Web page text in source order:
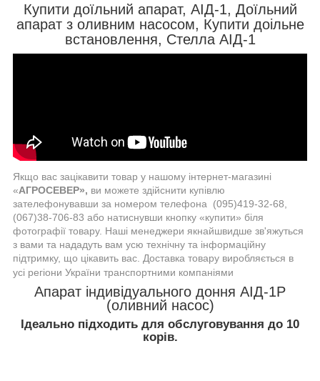
Купити доїльний апарат, АІД-1, Доїльний
апарат з оливним насосом, Купити доільне
встановлення, Стелла АІД-1
Якщо вас зацікавити товар у нашому інтернет-магазині
«АГРОСЕВЕР», ви можете здійснити купівлю
зателефонувавши за номером телефона (095)419-32-68,
(067)38-706-83 або натиснувши кнопку «купити» біля
фотографії товару. Наші менеджери якнайшвидше зв'яжуться
з вами та нададуть вам усю технічну та інформаційну
підтримку, що цікавить вас. Доставка товару виробляється в
усі регіони України транспортними компаніями
Апарат індивідуального доння АІД-1Р
(оливний насос)
Ідеально підходить для обслуговування до 10
корів.